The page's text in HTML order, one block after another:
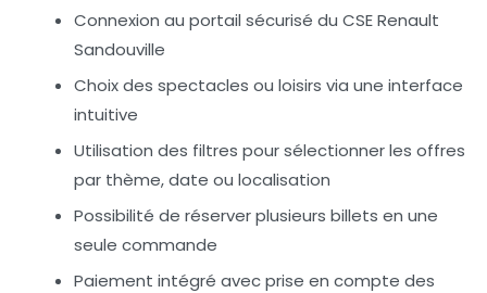
Connexion au portail sécurisé du CSE Renault
Sandouville
Choix des spectacles ou loisirs via une interface
intuitive
Utilisation des filtres pour sélectionner les offres
par thème, date ou localisation
Possibilité de réserver plusieurs billets en une
seule commande
Paiement intégré avec prise en compte des